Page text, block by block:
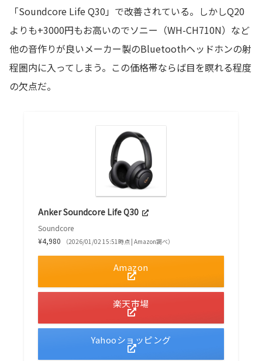
「Soundcore Life Q30」で改善されている。しかしQ20
よりも+3000円もお高いのでソニー（WH-CH710N）など
他の音作りが良いメーカー製のBluetoothヘッドホンの射
程圏内に入ってしまう。この価格帯ならば目を瞑れる程度
の欠点だ。
Anker Soundcore Life Q30
Soundcore
¥4,980
（2026/01/02 15:51時点 | Amazon調べ）
Amazon
楽天市場
Yahooショッピング